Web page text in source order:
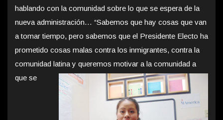
hablando con la comunidad sobre lo que se espera de la
nueva administración… “Sabemos que hay cosas que van
a tomar tiempo, pero sabemos que el Presidente Electo ha
prometido cosas malas contra los inmigrantes, contra la
comunidad latina y queremos motivar a la comunidad a
que se